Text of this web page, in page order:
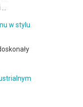
w stylu